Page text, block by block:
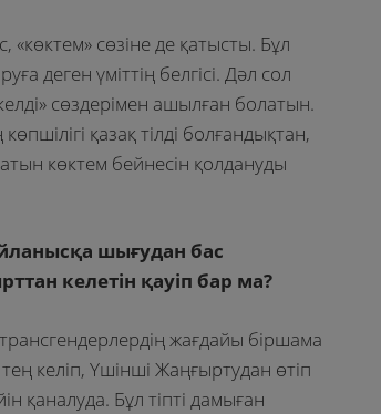
«көктем» сөзіне де қатысты. Бұл
деген үміттің белгісі. Дәл сол
сөздерімен ашылған болатын.
қазақ тілді болғандықтан,
көктем бейнесін қолдануды
шығудан бас
келетін қауіп бар ма?
жағдайы біршама
келіп, Үшінші Жаңғыртудан өтіп
қаналуда. Бұл тіпті дамыған